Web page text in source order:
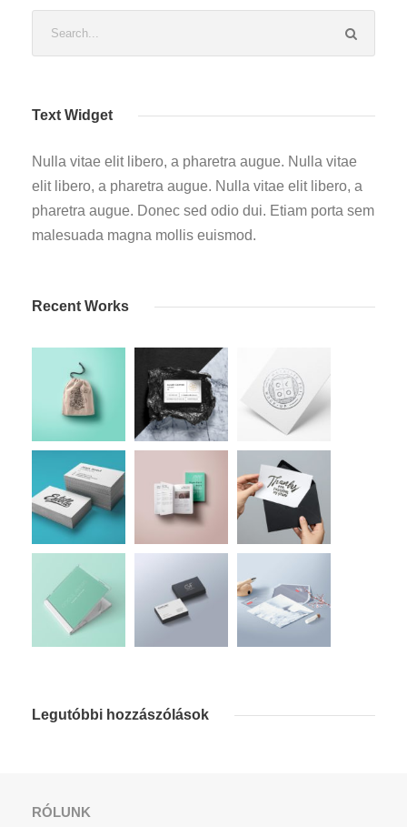
Text Widget
Nulla vitae elit libero, a pharetra augue. Nulla vitae
elit libero, a pharetra augue. Nulla vitae elit libero, a
pharetra augue. Donec sed odio dui. Etiam porta sem
malesuada magna mollis euismod.
Recent Works
Legutóbbi hozzászólások
RÓLUNK